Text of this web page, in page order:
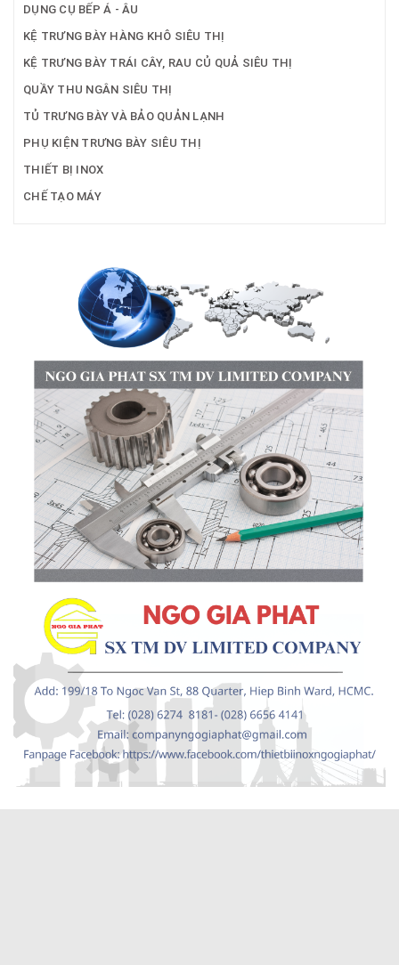
DỤNG CỤ BẾP Á - ÂU
KỆ TRƯNG BÀY HÀNG KHÔ SIÊU THỊ
KỆ TRƯNG BÀY TRÁI CÂY, RAU CỦ QUẢ SIÊU THỊ
QUẦY THU NGÂN SIÊU THỊ
TỦ TRƯNG BÀY VÀ BẢO QUẢN LẠNH
PHỤ KIỆN TRƯNG BÀY SIÊU THỊ
THIẾT BỊ INOX
CHẾ TẠO MÁY